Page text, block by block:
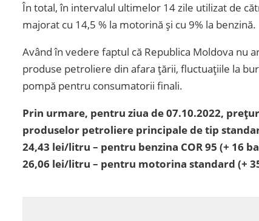
În total, în intervalul ultimelor 14 zile utilizat de
majorat cu 14,5 % la motorină și cu 9% la benzină.
Având în vedere faptul că Republica Moldova nu
produse petroliere din afara țării, fluctuațiile la
pompă pentru consumatorii finali.
Prin urmare, pentru ziua de 07.10.2022,
produselor petroliere principale de tip
24,43 lei/litru – pentru benzina COR 95 (+ 16
26,06 lei/litru – pentru motorina standard (+